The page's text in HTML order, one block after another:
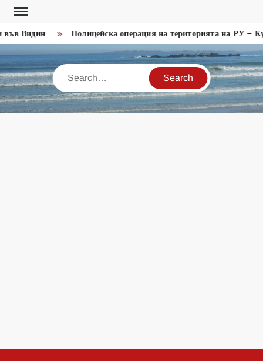
Skip
content
Видин Полицейска операция на територията на РУ –
Search